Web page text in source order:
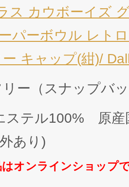
ス カウボーイズ
パーボウル レト
キャップ(紺)/
ー（スナップバ
ステル100% 原産
あり)
オンラインショップ